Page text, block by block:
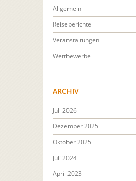
Allgemein
Reiseberichte
Veranstaltungen
Wettbewerbe
ARCHIV
Juli 2026
Dezember 2025
Oktober 2025
Juli 2024
April 2023